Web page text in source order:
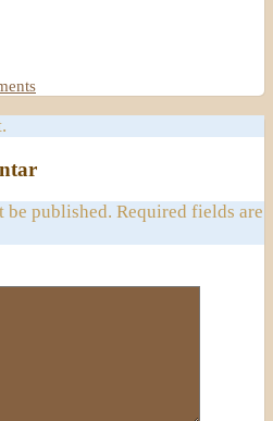
published. Required fields are